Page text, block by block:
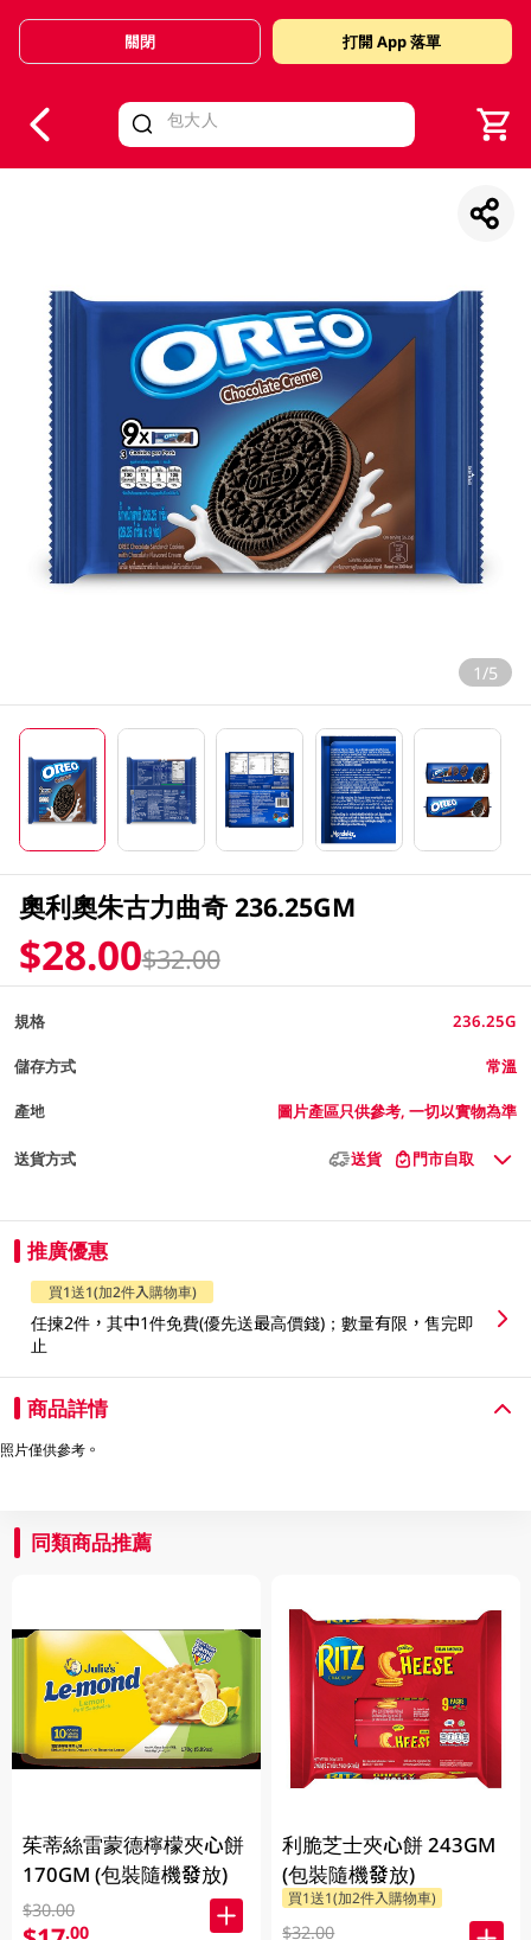
Valid Until 30 June 2026
關閉 打開 App 落單
1/5
奧利奧朱古力曲奇 236.25GM
$28.00$32.00
規格 236.25G
儲存方式 常溫
產地 圖片產區只供參考, 一切以實物為準
送貨方式 送貨 門市自取
推廣優惠
買1送1(加2件入購物車)
任揀2件，其中1件免費(優先送最高價錢)；數量有限，售完即
止
商品詳情
照片僅供參考。
同類商品推薦
茱蒂絲雷蒙德檸檬夾心餅
170GM (包裝隨機發放)
$30.00
.00
利脆芝士夾心餅 243GM
(包裝隨機發放)
買1送1(加2件入購物車)
$32.00